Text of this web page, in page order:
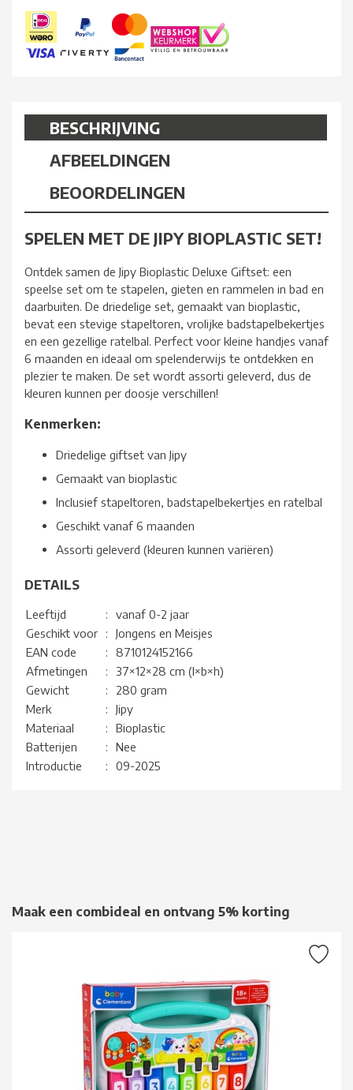
BESCHRIJVING
AFBEELDINGEN
BEOORDELINGEN
SPELEN MET DE JIPY BIOPLASTIC SET!
Ontdek samen de Jipy Bioplastic Deluxe Giftset: een
speelse set om te stapelen, gieten en rammelen in bad en
daarbuiten. De driedelige set, gemaakt van bioplastic,
bevat een stevige stapeltoren, vrolijke badstapelbekertjes
en een gezellige ratelbal. Perfect voor kleine handjes vanaf
6 maanden en ideaal om spelenderwijs te ontdekken en
plezier te maken. De set wordt assorti geleverd, dus de
kleuren kunnen per doosje verschillen!
Kenmerken:
Driedelige giftset van Jipy
Gemaakt van bioplastic
Inclusief stapeltoren, badstapelbekertjes en ratelbal
Geschikt vanaf 6 maanden
Assorti geleverd (kleuren kunnen variëren)
DETAILS
Leeftijd :
vanaf 0-2 jaar
Geschikt voor
:
Jongens en Meisjes
EAN code
:
8710124152166
Afmetingen
:
37×12×28 cm (l×b×h)
Gewicht
:
280 gram
Merk
:
Jipy
Materiaal
:
Bioplastic
Batterijen
:
Nee
Introductie
: 09-2025
Maak een combideal en ontvang 5% korting